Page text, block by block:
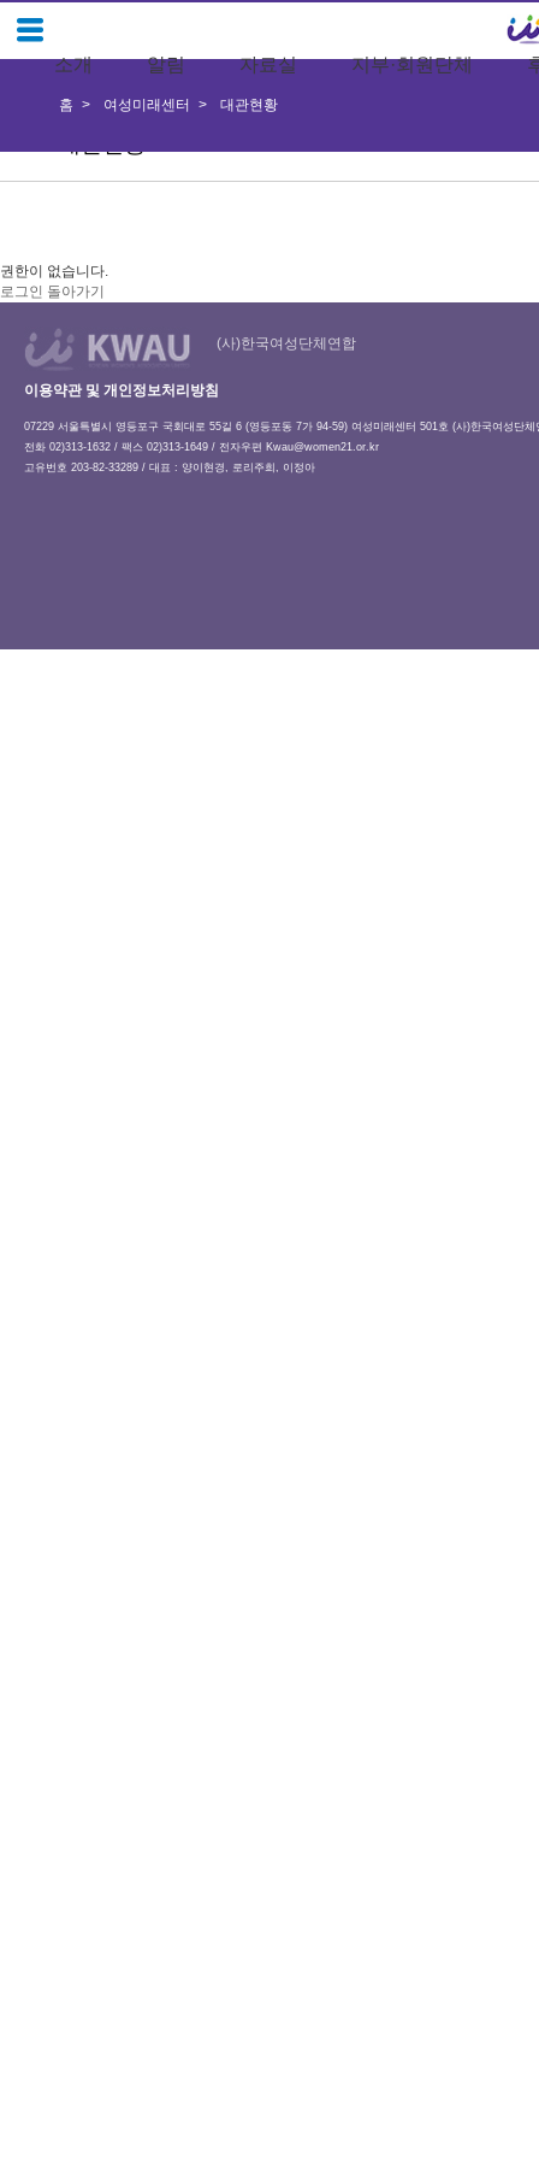
소개 알림 자료실 지부·회원단체
홈 여성미래센터 대관현황
권한이 없습니다.
로그인 돌아가기
(사)한국여성단체연합
이용약관 및 개인정보처리방침
07229 서울특별시 영등포구 국회대로 55길 6 (영등포동 7가 94-59) 여성미래센터 501호 (사)한국여성단체
전화 02)313-1632 / 팩스 02)313-1649 / 전자우편 Kwau@women21.or.kr
고유번호 203-82-33289 / 대표 : 양이현경, 로리주희, 이정아